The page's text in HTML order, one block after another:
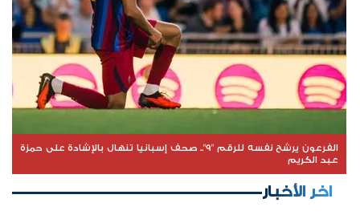
الفرعون يرشح نفسه للرقم "9".. صحف إسبانيا تنهال بالإشادة على حمزة
عبد الكريم
اخر الأخبار